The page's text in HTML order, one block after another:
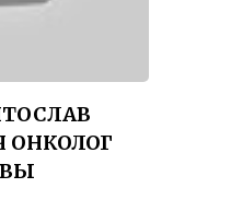
ОНКОЛОГ